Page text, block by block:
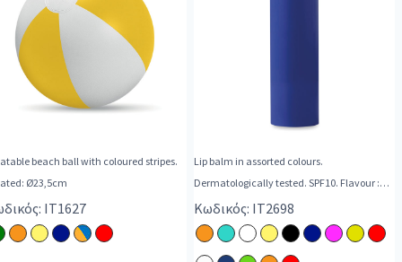
beach ball with coloured stripes.
Ø23,5cm
IT1627
Lip balm in assorted colours.
Dermatologically tested. SPF10. Flavour :
Vanilla.
Κωδικός: IT2698